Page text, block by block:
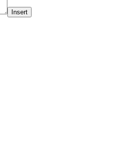
Insert